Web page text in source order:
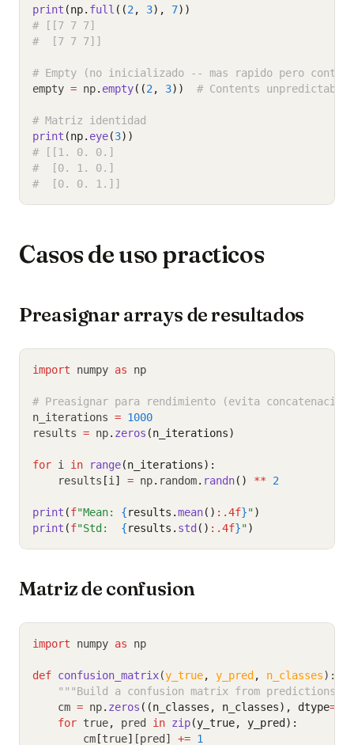
print (np. full ((2 , 3), 7))
# [[7 7 7]
#  [7 7 7]]
# Empty (no inicializado -- mas rapido pero
empty = np. empty((2 , 3)) # Contents unpredictable
# Matriz identidad
print (np. eye(3))
# [[1. 0. 0.]
#  [0. 1. 0.]
#  [0. 0. 1.]]
Casos de uso practicos
Preasignar arrays de resultados
import numpy as np
# Preasignar para rendimiento (evita
n_iterations = 1000
results = np. zeros (n_iterations)
for i in range(n_iterations):
    results
[i ] = np. random. randn() ** 2
print (f"Mean: {results.mean() :.4f}")
print (f"Std: {results. std () :.4f}")
Matriz de confusion
import numpy as np
def confusion_matrix(y_true, y_pred , n_classes):
"""Build a confusion matrix from
    cm
= np. zeros ((n_classes, n_classes), dtype=
for true, pred in zip(y_true, y_pred):
        cm
[true] [pred] += 1